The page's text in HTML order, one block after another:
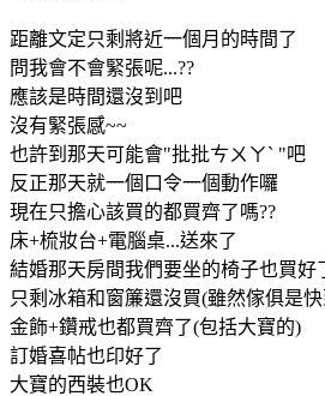
距離文定只剩將近一個月的時間了
問我會不會緊張呢...??
應該是時間還沒到吧
沒有緊張感~~
也許到那天可能會"批批ㄘㄨㄚˋ "吧
反正那天就一個口令一個動作囉
現在只擔心該買的都買齊了嗎??
床+梳妝台+電腦桌...送來了
結婚那天房間我們要坐的椅子也買好
只剩冰箱和窗簾還沒買(雖然傢俱是
金飾+鑽戒也都買齊了(包括大寶的)
訂婚喜帖也印好了
大寶的西裝也OK